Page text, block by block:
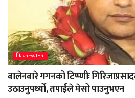
फिचर-ब्यानर
बालेनबारे गगनको टिप्प्णीः
उठाउनुपर्थ्यो, तपार्ईंले मेसो पाउनुभएन